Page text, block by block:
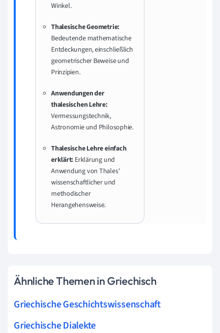
Winkel.
Thalesische Geometrie:
Bedeutende mathematische
Entdeckungen, einschließlich
geometrischer Beweise und
Prinzipien.
Anwendungen der
thalesischen Lehre:
Vermessungstechnik,
Astronomie und Philosophie.
Thalesische Lehre einfach
erklärt: Erklärung und
Anwendung von Thales'
wissenschaftlicher und
methodischer
Herangehensweise.
Ähnliche Themen in Griechisch
Griechische Geschichtswissenschaft
Griechische Dialekte